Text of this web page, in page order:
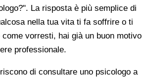
La risposta è più semplice di
nella tua vita ti fa soffrire o ti
vorresti, hai già un buon motivo
professionale.
di consultare uno psicologo a